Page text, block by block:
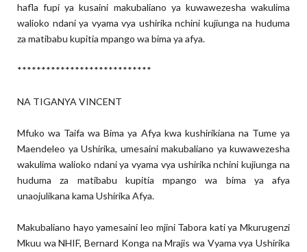
hafla fupi ya kusaini makubaliano ya kuwawezesha wakulima
walioko ndani ya vyama vya ushirika nchini kujiunga na huduma
za matibabu kupitia mpango wa bima ya afya.
****************************
NA TIGANYA VINCENT
Mfuko wa Taifa wa Bima ya Afya kwa kushirikiana na Tume ya
Maendeleo ya Ushirika, umesaini makubaliano ya kuwawezesha
wakulima walioko ndani ya vyama vya ushirika nchini kujiunga na
huduma za matibabu kupitia mpango wa bima ya afya
unaojulikana kama Ushirika Afya.
Makubaliano hayo yamesaini leo mjini Tabora kati ya Mkurugenzi
Mkuu wa NHIF, Bernard Konga na Mrajis wa Vyama vya Ushirika